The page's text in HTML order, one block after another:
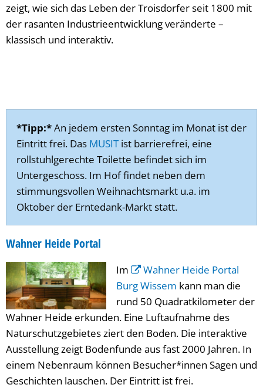
zeigt, wie sich das Leben der Troisdorfer seit 1800 mit
der rasanten Industrieentwicklung veränderte –
klassisch und interaktiv.
*Tipp:*An jedem ersten Sonntag im Monat ist der
Eintritt frei. Das MUSITist barrierefrei, eine
rollstuhlgerechte Toilette befindet sich im
Untergeschoss. Im Hof findet neben dem
stimmungsvollen Weihnachtsmarkt u.a. im
Oktober der Erntedank-Markt statt.
Wahner Heide Portal
Im
Wahner Heide Portal
Burg Wissem kann man die
rund 50 Quadratkilometer der
Wahner Heide erkunden. Eine Luftaufnahme des
Naturschutzgebietes ziert den Boden. Die interaktive
Ausstellung zeigt Bodenfunde aus fast 2000 Jahren. In
einem Nebenraum können Besucher*innen Sagen und
Geschichten lauschen. Der Eintritt ist frei.